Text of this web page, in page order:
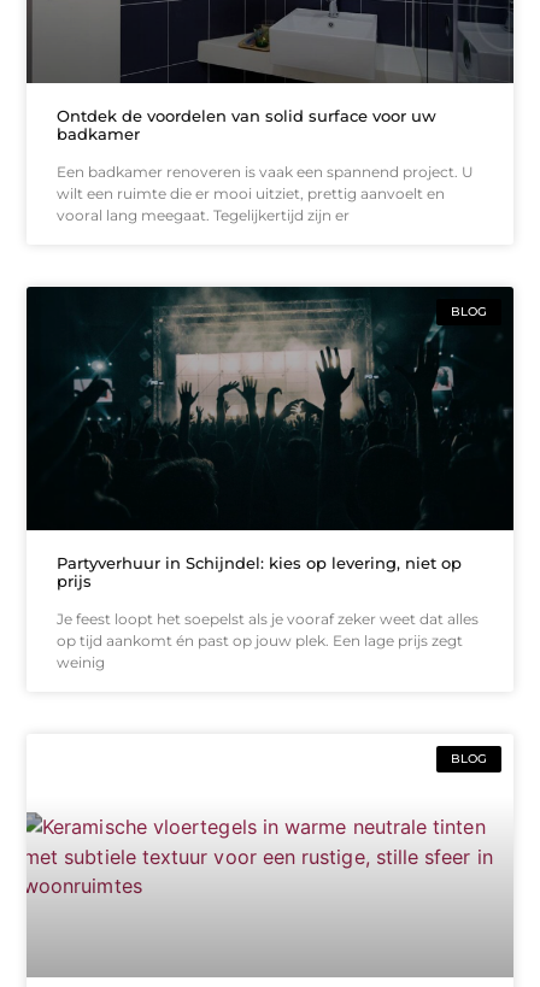
Ontdek de voordelen van solid surface voor uw
badkamer
Een badkamer renoveren is vaak een spannend project. U
wilt een ruimte die er mooi uitziet, prettig aanvoelt en
vooral lang meegaat. Tegelijkertijd zijn er
BLOG
Partyverhuur in Schijndel: kies op levering, niet op
prijs
Je feest loopt het soepelst als je vooraf zeker weet dat alles
op tijd aankomt én past op jouw plek. Een lage prijs zegt
weinig
BLOG